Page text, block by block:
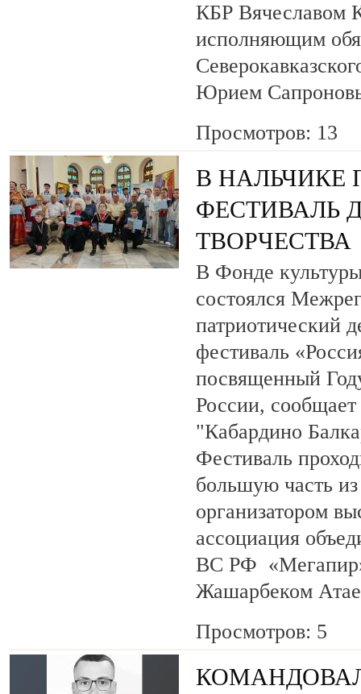
КБР Вячеславом
исполняющим
Юрием
Просмотров: 13
В НАЛЬЧИКЕ
ФЕСТИВАЛЬ
ТВОРЧЕСТВА
В Фонде
состоялся
патриотический
фестиваль
посвященный
России,
"Кабардино
Фестиваль
большую часть
организатором
ассоциация
ВС РФ «Мегапир»
Жашарбеком
Просмотров: 5